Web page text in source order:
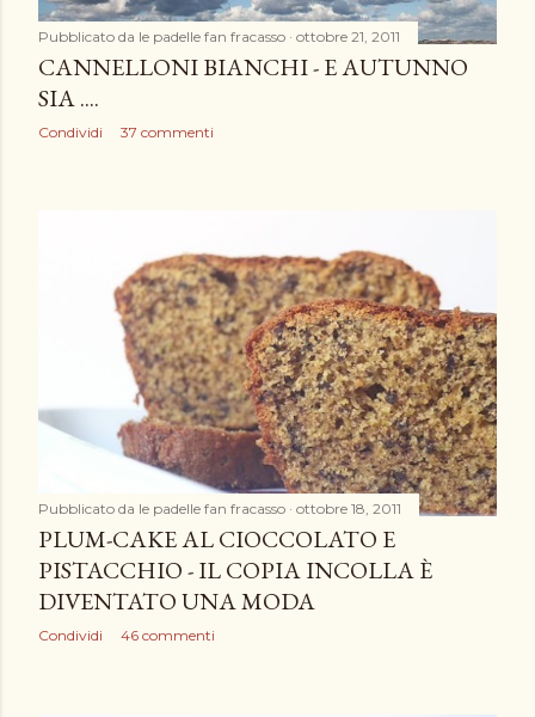
Pubblicato da le padelle fan fracasso ottobre 21, 2011
CANNELLONI BIANCHI - E AUTUNNO
SIA ....
Condividi 37 commenti
Pubblicato da le padelle fan fracasso ottobre 18, 2011
PLUM-CAKE AL CIOCCOLATO E
PISTACCHIO - IL COPIA INCOLLA È
DIVENTATO UNA MODA
Condividi 46 commenti